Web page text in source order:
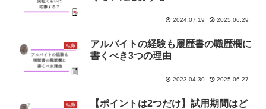
2024.07.19 2025.06.29
転職
アルバイトの経験も履歴書の職歴欄に
書くべき3つの理由
2023.04.30 2025.06.27
転職
【ポイントは2つだけ】試用期間はど